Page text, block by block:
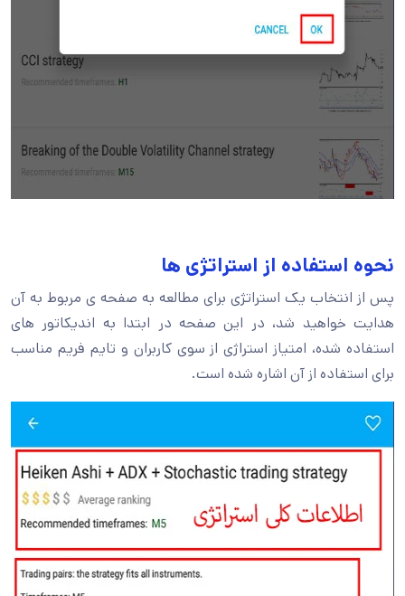
نحوه استفاده از استراتژی ها
پس از انتخاب یک استراتژی برای مطالعه به صفحه ی مربوط به آن
هدایت خواهید شد، در این صفحه در ابتدا به اندیکاتور های
استفاده شده، امتیاز استراژی از سوی کاربران و تایم فریم مناسب
برای استفاده از آن اشاره شده است.